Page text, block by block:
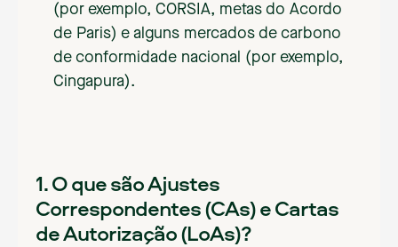
(por exemplo, CORSIA, metas do Acordo
de Paris) e alguns mercados de carbono
de conformidade nacional (por exemplo,
Cingapura).
1. O que são Ajustes
Correspondentes (CAs) e Cartas
de Autorização (LoAs)?